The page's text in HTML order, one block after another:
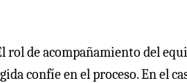
rol de acompañamiento del
confíe en el proceso. En el